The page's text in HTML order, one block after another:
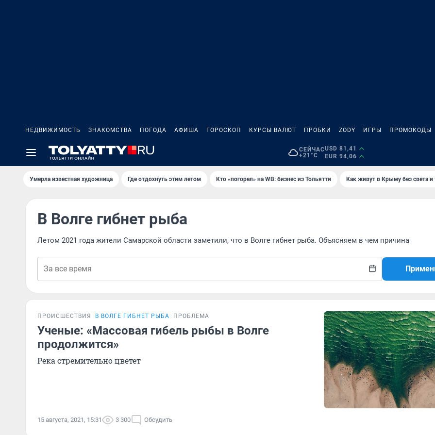
НЕДВИЖИМОСТЬ ЗНАКОМСТВА ПОГОДА АФИША ГОРОСКОП КУРСЫ ВАЛЮТ ПРОБКИ ZODY ИГРЫ ПРОМОКОДЫ
СЕЙЧАС
+21°C
USD 81,41
EUR 94,06
Умерла известная художница Где отдохнуть этим летом Кто «погорел» на WB: бизнес из Тольятти Как живут в Крыму без света и
В Волге гибнет рыба
Летом 2021 года жители Самарской области заметили, что в Волге гибнет рыба. Объясняем в чем причина
ПРОИСШЕСТВИЯ В ВОЛГЕ ГИБНЕТ РЫБА ПРОБЛЕМА
Ученые: «Массовая гибель рыбы в Волге
продолжится»
Река стремительно цветет
15 августа, 2021, 15:31 3 300 Обсудить